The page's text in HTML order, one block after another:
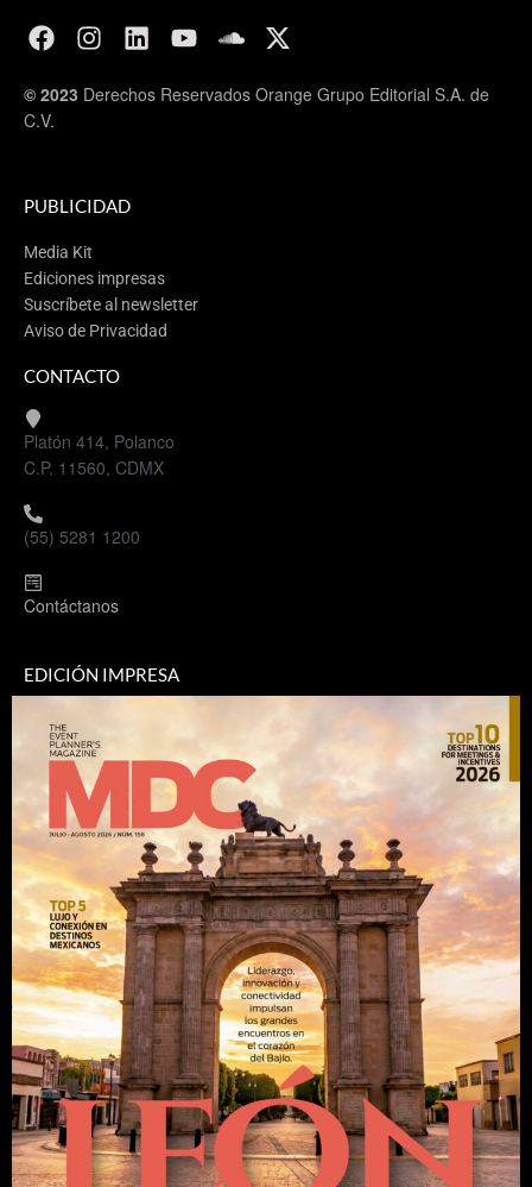
© 2023 Derechos Reservados Orange Grupo Editorial S.A. de
C.V.
PUBLICIDAD
Media Kit
Ediciones impresas
Suscríbete al newsletter
Aviso de Privacidad
CONTACTO
Platón 414, Polanco
C.P. 11560, CDMX
(55) 5281 1200
Contáctanos
EDICIÓN IMPRESA